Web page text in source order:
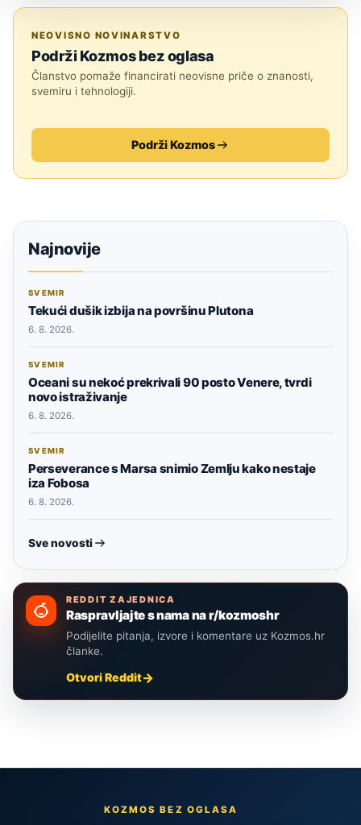
NEOVISNO NOVINARSTVO
Podrži Kozmos bez oglasa
Članstvo pomaže financirati neovisne priče o znanosti,
svemiru i tehnologiji.
Podrži Kozmos
Najnovije
SVEMIR
Tekući dušik izbija na površinu Plutona
6. 8. 2026.
SVEMIR
Oceani su nekoć prekrivali 90 posto Venere, tvrdi
novo istraživanje
6. 8. 2026.
SVEMIR
Perseverance s Marsa snimio Zemlju kako nestaje
iza Fobosa
6. 8. 2026.
Sve novosti
REDDIT ZAJEDNICA
Raspravljajte s nama na r/kozmoshr
Podijelite pitanja, izvore i komentare uz Kozmos.hr
članke.
Otvori Reddit
KOZMOS BEZ OGLASA